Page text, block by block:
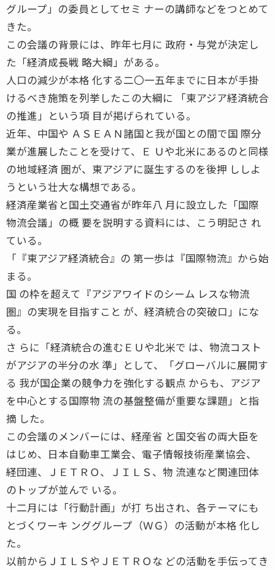
グループ」の委員としてセミ ナーの講師などをつとめて
きた。
この会議の背景には、昨年七月に 政府・与党が決定し
た「経済成長戦 略大綱」がある。
人口の減少が本格 化する二〇一五年までに日本が手掛
けるべき施策を列挙したこの大綱に 「東アジア経済統合
の推進」という項 目が掲げられている。
近年、中国や ＡＳＥＡＮ諸国と我が国との間で国 際分
業が進展したことを受けて、Ｅ Ｕや北米にあるのと同様
の地域経済 圏が、東アジアに誕生するのを後押 ししよ
うという壮大な構想である。
経済産業省と国土交通省が昨年八 月に設立した「国際
物流会議」の概 要を説明する資料には、こう明記さ れ
ている。
「『東アジア経済統合』の 第一歩は『国際物流』から始
まる。
国 の枠を超えて『アジアワイドのシーム レスな物流
圏』の実現を目指すこと が、経済統合の突破口」にな
る。
さ らに「経済統合の進むＥＵや北米で は、物流コスト
がアジアの半分の水 準」として、「グローバルに展開す
る 我が国企業の競争力を強化する観点 からも、アジア
を中心とする国際物 流の基盤整備が重要な課題」と指
摘 した。
この会議のメンバーには、経産省 と国交省の両大臣を
はじめ、日本自動車工業会、電子情報技術産業協会、
経団連、ＪＥＴＲＯ、ＪＩＬＳ、物 流連など関連団体
のトップが並んで いる。
十二月には「行動計画」が打 ち出され、各テーマにも
とづくワーキ ンググループ（ＷＧ）の活動が本格 化し
た。
以前からＪＩＬＳやＪＥＴＲＯな どの活動を手伝ってき